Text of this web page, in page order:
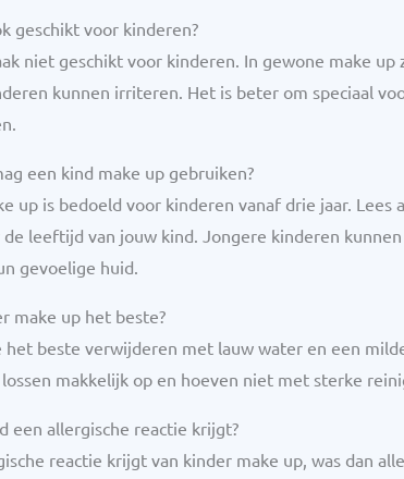
geschikt voor kinderen?
niet geschikt voor kinderen. In gewone make
kunnen irriteren. Het is beter om speciaal
een kind make up gebruiken?
up is bedoeld voor kinderen vanaf drie jaar. Lees
leeftijd van jouw kind. Jongere kinderen
gevoelige huid.
make up het beste?
het beste verwijderen met lauw water en een
makkelijk op en hoeven niet met sterke
een allergische reactie krijgt?
reactie krijgt van kinder make up, was dan